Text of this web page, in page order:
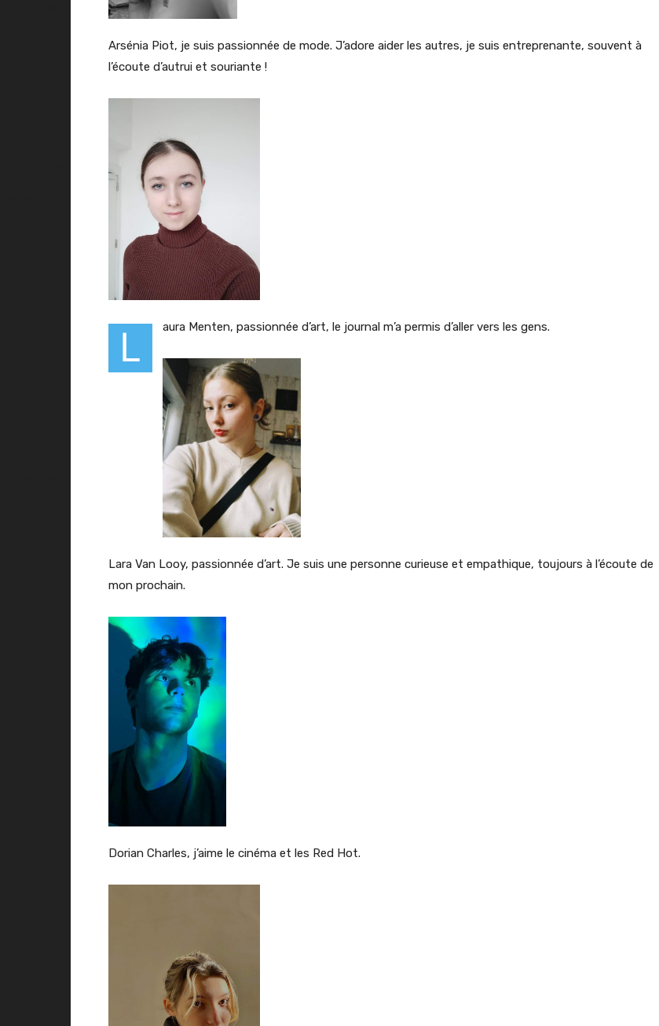
Arsénia Piot, je suis passionnée de mode. J’adore aider les autres, je suis entreprenante, souvent à
l’écoute d’autrui et souriante !
L aura Menten, passionnée d’art, le journal m’a permis d’aller vers les gens.
Lara Van Looy, passionnée d’art. Je suis une personne curieuse et empathique, toujours à l’écoute de
mon prochain.
Dorian Charles, j’aime le cinéma et les Red Hot.